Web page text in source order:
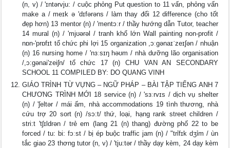
(n, v) / 'ɪntərvju: / cuộc phỏng Put question to 11 vấn, phỏng vấn
make a / meɪk ə 'dɪfərəns / làm thay đổi 12 difference (cho tốt
đẹp hơn) 13 mentor (n) / 'mentɔːr / thầy hướng dẫn Tutor, teacher
14 mural (n) / 'mjʊərəl / tranh khổ lớn Wall painting non-profit /
nɒn-'prɒfɪt tổ chức phi lợi 15 organization ,ɔːɡənaɪˈzeɪʃən / nhuận
(n) 16 nursing home / 'nɜːsɪŋ həʊm / nhà dưỡng lão organisation
/,ɔ:gənai'zeiʃn/ tổ chức 17 (n) CHU VAN AN SECONDARY
SCHOOL 11 COMPILED BY: DO QUANG VINH
GIÁO TRÌNH TỪ VỰNG – NGỮ PHÁP – BÀI TẬP TIẾNG ANH 7
CHƯƠNG TRÌNH MỚI 18 service (n) / 'sɜːrvɪs / dịch vụ shelter
(n) / 'ʃeltər / mái ấm, nhà accommodations 19 tình thương, nhà
cứu trợ 20 sort (n) /sɔ:t/ thứ, loại, hạng rank street children /
stri:t 'tʃɪldrən / trẻ em (lang 21 (n) thang) đường phố 22 to be
forced / tu: bi: fɔːst / bị ép buộc traffic jam (n) / "trỉfɪk dʒỉm / ùn
tắc giao 23 thơng tutor (n, v) / 'tju:tər / thầy dạy kèm, 24 dạy kèm